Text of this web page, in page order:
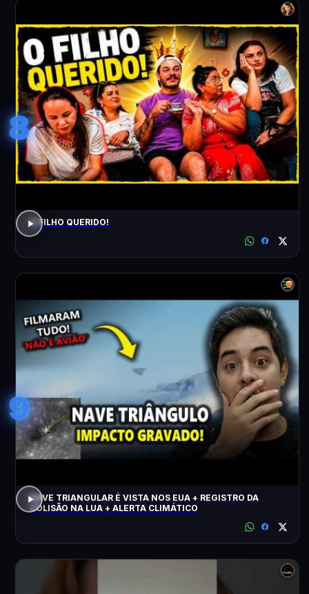
8
O FILHO QUERIDO!
9
NAVE TRIANGULAR É VISTA NOS EUA + REGISTRO DA
COLISÃO NA LUA + ALERTA CLIMÁTICO